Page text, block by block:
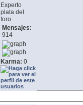
Experto
plata del
foro
Mensajes:
914
Karma: 0